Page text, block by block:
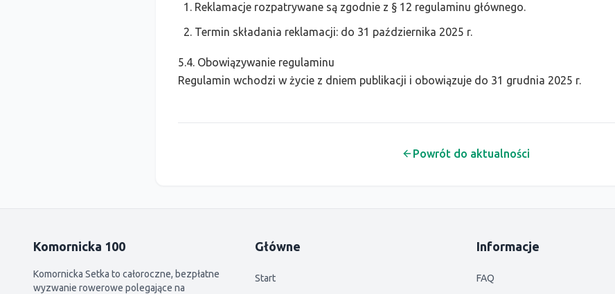
Reklamacje rozpatrywane są zgodnie z § 12 regulaminu głównego.
Termin składania reklamacji: do 31 października 2025 r.
5.4. Obowiązywanie regulaminu
Regulamin wchodzi w życie z dniem publikacji i obowiązuje do 31 grudnia 2025 r.
Powrót do aktualności
Komornicka 100
Komornicka Setka to całoroczne, bezpłatne
wyzwanie rowerowe polegające na
Główne
Start
Informacje
FAQ